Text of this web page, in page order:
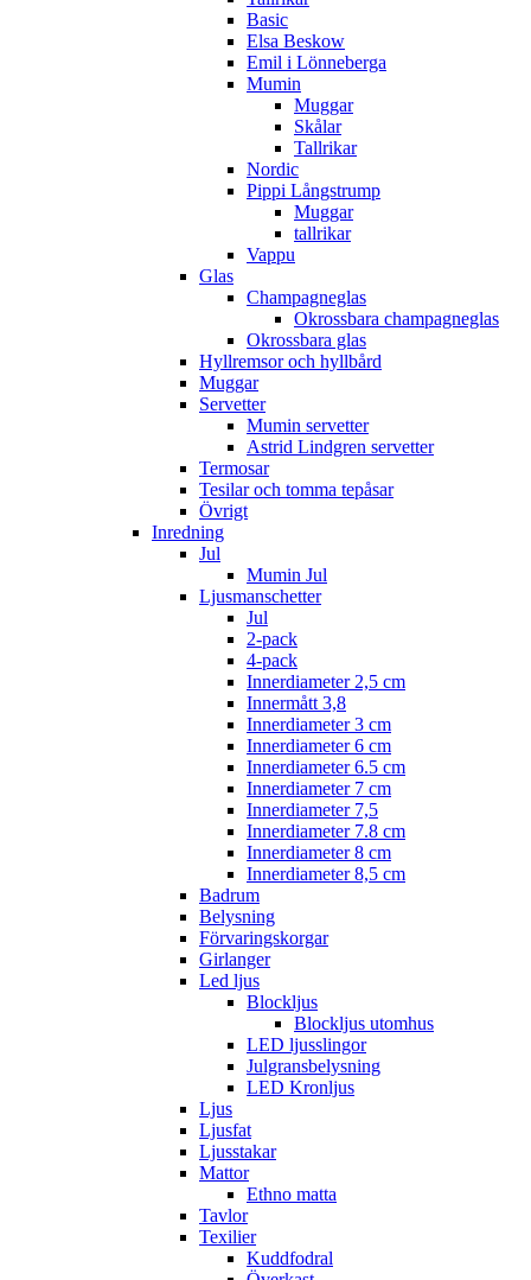
Basic
Elsa Beskow
Emil i Lönneberga
Mumin
Muggar
Skålar
Tallrikar
Nordic
Pippi Långstrump
Muggar
tallrikar
Vappu
Glas
Champagneglas
Okrossbara champagneglas
Okrossbara glas
Hyllremsor och hyllbård
Muggar
Servetter
Mumin servetter
Astrid Lindgren servetter
Termosar
Tesilar och tomma tepåsar
Övrigt
Inredning
Jul
Mumin Jul
Ljusmanschetter
Jul
2-pack
4-pack
Innerdiameter 2,5 cm
Innermått 3,8
Innerdiameter 3 cm
Innerdiameter 6 cm
Innerdiameter 6.5 cm
Innerdiameter 7 cm
Innerdiameter 7,5
Innerdiameter 7.8 cm
Innerdiameter 8 cm
Innerdiameter 8,5 cm
Badrum
Belysning
Förvaringskorgar
Girlanger
Led ljus
Blockljus
Blockljus utomhus
LED ljusslingor
Julgransbelysning
LED Kronljus
Ljus
Ljusfat
Ljusstakar
Mattor
Ethno matta
Tavlor
Texilier
Kuddfodral